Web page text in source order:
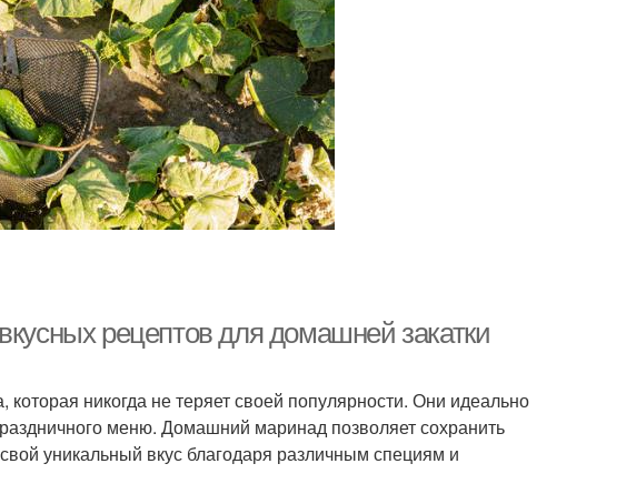
рецептов для домашней закатки
никогда не теряет своей популярности. Они идеально
меню. Домашний маринад позволяет сохранить
уникальный вкус благодаря различным специям и